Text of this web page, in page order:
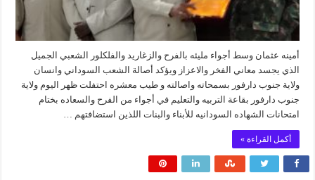
أمينه عثمان وسط أجواء مليئه بالفرح والزغاريد والفلكلور الشعبي الجميل
الذي يجسد معاني الفخر والاعزاز ويؤكد أصالة الشعب السوداني وانسان
ولاية جنوب دارفور بسمحاته واصالته و طيب معشره احتفلت ظهر اليوم ولاية
جنوب دارفور بقاعة التربيه والتعليم في أجواء من الفرح والسعاده بختام
امتحانات الشهاده السودانيه للأبناء والبنات اللذين استضافتهم …
أكمل القراءة »